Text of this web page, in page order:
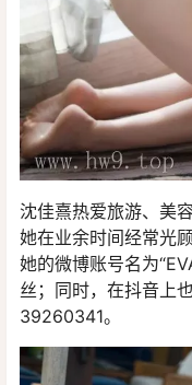
沈佳熹热爱旅游、美
她在业余时间经常光
她的微博账号名为
丝；同时，在抖音上
39260341。